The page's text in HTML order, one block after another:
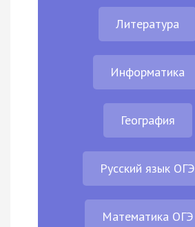
Литература
Информатика
География
Русский язык ОГЭ
Математика ОГЭ